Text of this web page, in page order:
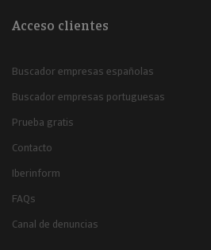
Acceso clientes
Buscador empresas españolas
Buscador empresas portuguesas
Prueba gratis
Contacto
Iberinform
FAQs
Canal de denuncias